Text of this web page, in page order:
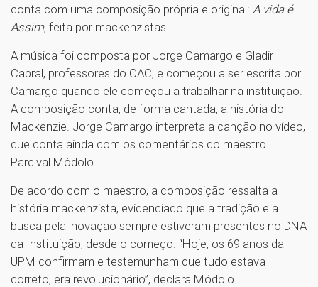
conta com uma composição própria e original: A vida é
Assim, feita por mackenzistas.
A música foi composta por Jorge Camargo e Gladir
Cabral, professores do CAC, e começou a ser escrita por
Camargo quando ele começou a trabalhar na instituição.
A composição conta, de forma cantada, a história do
Mackenzie. Jorge Camargo interpreta a canção no vídeo,
que conta ainda com os comentários do maestro
Parcival Módolo.
De acordo com o maestro, a composição ressalta a
história mackenzista, evidenciado que a tradição e a
busca pela inovação sempre estiveram presentes no DNA
da Instituição, desde o começo. “Hoje, os 69 anos da
UPM confirmam e testemunham que tudo estava
correto, era revolucionário”, declara Módolo.